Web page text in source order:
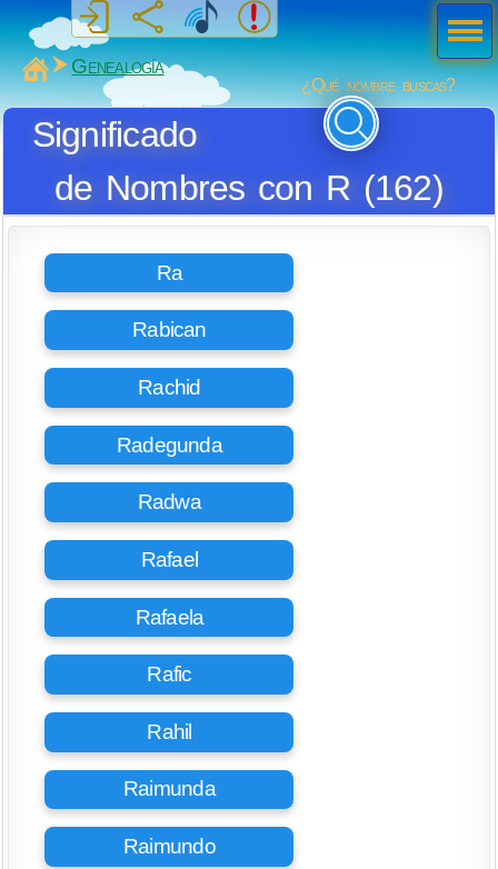
MiSabueso
Genealogía
¿Qué nombre buscas?
Significado
de Nombres con R (162)
Ra
Rabican
Rachid
Radegunda
Radwa
Rafael
Rafaela
Rafic
Rahil
Raimunda
Raimundo
Men
ú